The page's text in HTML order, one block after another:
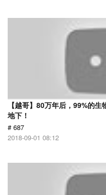
【越哥】80万年后，99%的
地下！
# 687
2018-09-01 08:12